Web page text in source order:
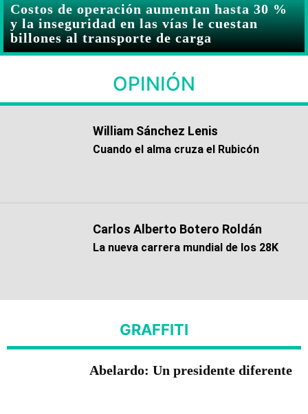
Costos de operación aumentan hasta 30 %
y la inseguridad en las vías le cuestan
billones al transporte de carga
OPINIÓN
William Sánchez Lenis
Cuando el alma cruza el Rubicón
Carlos Alberto Botero Roldán
La nueva carrera mundial de los 28K
GRAFFITI
Abelardo: Un presidente diferente